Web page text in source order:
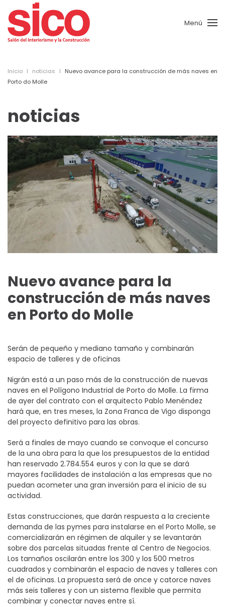
Skip to main content
Menú
Inicio noticias
Nuevo avance para la construcción de más naves en
Porto do Molle
noticias
Nuevo avance para la
construcción de más naves
en Porto do Molle
Serán de pequeño y mediano tamaño y combinarán
espacio de talleres y de oficinas
Nigrán está a un paso más de la construcción de nuevas
naves en el Polígono Industrial de Porto do Molle. La firma
de ayer del contrato con el arquitecto Pablo Menéndez
hará que, en tres meses, la Zona Franca de Vigo disponga
del proyecto definitivo para las obras.
Será a finales de mayo cuando se convoque el concurso
de la una obra para la que los presupuestos de la entidad
han reservado 2.784.554 euros y con la que se dará
mayores facilidades de instalación a las empresas que no
puedan acometer una gran inversión para el inicio de su
actividad.
Estas construcciones, que darán respuesta a la creciente
demanda de las pymes para instalarse en el Porto Molle, se
comercializarán en régimen de alquiler y se levantarán
sobre dos parcelas situadas frente al Centro de Negocios.
Los tamaños oscilarán entre los 300 y los 500 metros
cuadrados y combinarán el espacio de naves y talleres con
el de oficinas. La propuesta será de once y catorce naves
más seis talleres y con un sistema flexible que permita
combinar y conectar naves entre sí.